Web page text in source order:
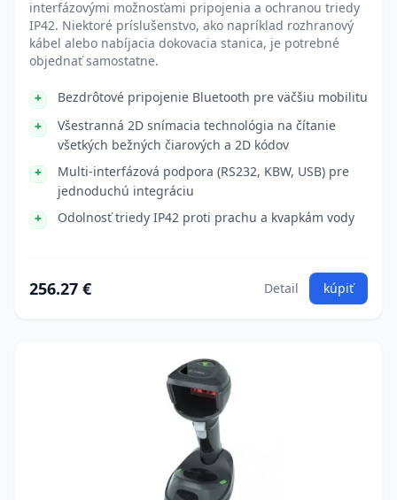
interfázovými možnosťami pripojenia a ochranou triedy
IP42. Niektoré príslušenstvo, ako napríklad rozhranový
kábel alebo nabíjacia dokovacia stanica, je potrebné
objednať samostatne.
Bezdrôtové pripojenie Bluetooth pre väčšiu mobilitu
Všestranná 2D snímacia technológia na čítanie
všetkých bežných čiarových a 2D kódov
Multi-interfázová podpora (RS232, KBW, USB) pre
jednoduchú integráciu
Odolnosť triedy IP42 proti prachu a kvapkám vody
256.27 € Detail kúpiť